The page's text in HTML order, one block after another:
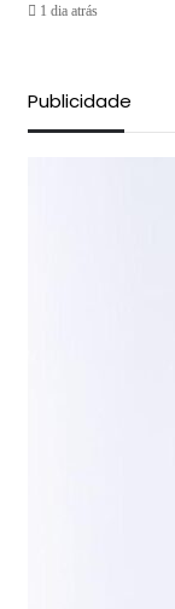
1 dia atrás
Publicidade